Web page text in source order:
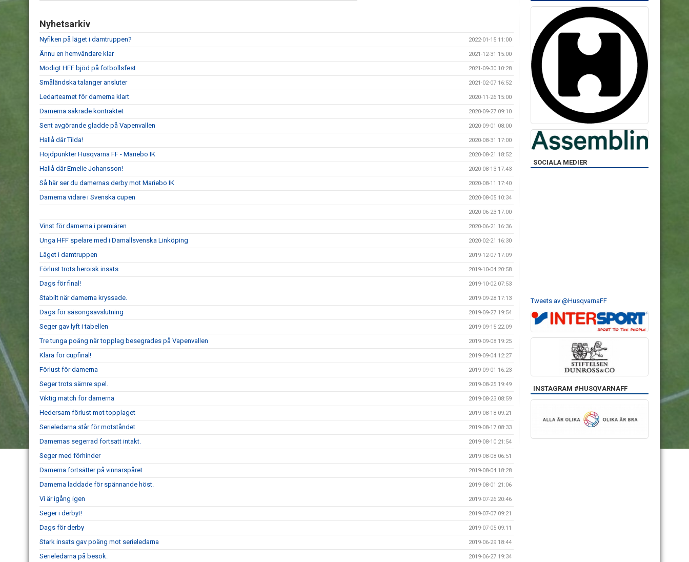
Nyhetsarkiv
Nyfiken på läget i damtruppen? 2022-01-15 11:00
Ännu en hemvändare klar 2021-12-31 15:00
Modigt HFF bjöd på fotbollsfest 2021-09-30 10:28
Småländska talanger ansluter 2021-02-07 16:52
Ledarteamet för damerna klart 2020-11-26 15:00
Damerna säkrade kontraktet 2020-09-27 09:10
Sent avgörande gladde på Vapenvallen 2020-09-01 08:00
Hallå där Tilda! 2020-08-31 17:00
Höjdpunkter Husqvarna FF - Mariebo IK 2020-08-21 18:52
Hallå där Emelie Johansson! 2020-08-13 17:43
Så här ser du damernas derby mot Mariebo IK 2020-08-11 17:40
Damerna vidare i Svenska cupen 2020-08-05 10:34
2020-06-23 17:00
Vinst för damerna i premiären 2020-06-21 16:36
Unga HFF spelare med i Damallsvenska Linköping 2020-02-21 16:30
Läget i damtruppen 2019-12-07 17:09
Förlust trots heroisk insats 2019-10-04 20:58
Dags för final! 2019-10-02 07:53
Stabilt när damerna kryssade. 2019-09-28 17:13
Dags för säsongsavslutning 2019-09-27 19:54
Seger gav lyft i tabellen 2019-09-15 22:09
Tre tunga poäng när topplag besegrades på Vapenvallen 2019-09-08 19:25
Klara för cupfinal! 2019-09-04 12:27
Förlust för damerna 2019-09-01 16:23
Seger trots sämre spel. 2019-08-25 19:49
Viktig match för damerna 2019-08-23 08:59
Hedersam förlust mot topplaget 2019-08-18 09:21
Serieledarna står för motståndet 2019-08-17 08:33
Damernas segerrad fortsatt intakt. 2019-08-10 21:54
Seger med förhinder 2019-08-08 06:51
Damerna fortsätter på vinnarspåret 2019-08-04 18:28
Damerna laddade för spännande höst. 2019-08-01 21:06
Vi är igång igen 2019-07-26 20:46
Seger i derbyt! 2019-07-07 09:21
Dags för derby 2019-07-05 09:11
Stark insats gav poäng mot serieledarna 2019-06-29 18:44
Serieledarna på besök. 2019-06-27 19:34
SOCIALA MEDIER
Tweets av @HusqvarnaFF
INSTAGRAM #HUSQVARNAFF